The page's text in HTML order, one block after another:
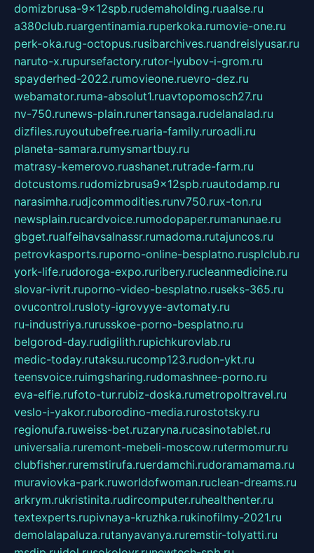
domizbrusa-9x12spb.rudemaholding.ruaalse.ru
a380club.ruargentinamia.ruperkoka.rumovie-one.ru
perk-oka.rug-octopus.rusibarchives.ruandreislyusar.ru
naruto-x.rupursefactory.rutor-lyubov-i-grom.ru
spayderhed-2022.rumovieone.ruevro-dez.ru
webamator.ruma-absolut1.ruavtopomosch27.ru
nv-750.runews-plain.runertansaga.rudelanalad.ru
dizfiles.ruyoutubefree.ruaria-family.ruroadli.ru
planeta-samara.rumysmartbuy.ru
matrasy-kemerovo.ruashanet.rutrade-farm.ru
dotcustoms.rudomizbrusa9x12spb.ruautodamp.ru
narasimha.rudjcommodities.runv750.rux-ton.ru
newsplain.rucardvoice.rumodopaper.rumanunae.ru
gbget.rualfeihavsalnassr.rumadoma.rutajuncos.ru
petrovkasports.ruporno-online-besplatno.rusplclub.ru
york-life.rudoroga-expo.ruribery.rucleanmedicine.ru
slovar-ivrit.ruporno-video-besplatno.ruseks-365.ru
ovucontrol.rusloty-igrovyye-avtomaty.ru
ru-industriya.rurusskoe-porno-besplatno.ru
belgorod-day.rudigilith.rupichkurovlab.ru
medic-today.rutaksu.rucomp123.rudon-ykt.ru
teensvoice.ruimgsharing.rudomashnee-porno.ru
eva-elfie.rufoto-tur.rubiz-doska.rumetropoltravel.ru
veslo-i-yakor.ruborodino-media.rurostotsky.ru
regionufa.ruweiss-bet.ruzaryna.rucasinotablet.ru
universalia.ruremont-mebeli-moscow.rutermomur.ru
clubfisher.ruremstirufa.ruerdamchi.rudoramamama.ru
muraviovka-park.ruworldofwoman.ruclean-dreams.ru
arkrym.rukristinita.rudircomputer.ruhealthenter.ru
textexperts.rupivnaya-kruzhka.rukinofilmy-2021.ru
demolalapaluza.rutanyavanya.ruremstir-tolyatti.ru